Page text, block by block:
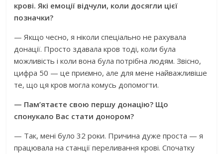
крові. Які емоції відчули, коли досягли цієї
позначки?
— Якщо чесно, я ніколи спеціально не рахувала
донації. Просто здавала кров тоді, коли була
можливість і коли вона була потрібна людям. Звісно,
цифра 50 — це приємно, але для мене найважливіше
те, що ця кров могла комусь допомогти.
— Пам’ятаєте свою першу донацію? Що
спонукало Вас стати донором?
— Так, мені було 32 роки. Причина дуже проста — я
працювала на станції переливання крові. Спочатку